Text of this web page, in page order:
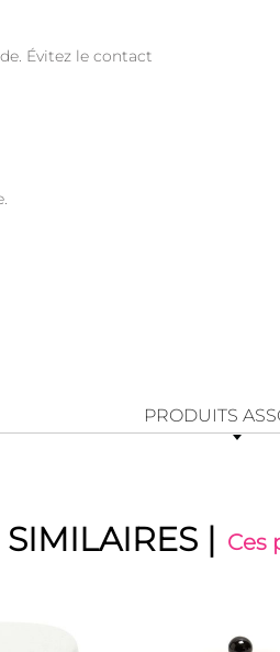
Évitez le contact
PRODUITS
| Ces